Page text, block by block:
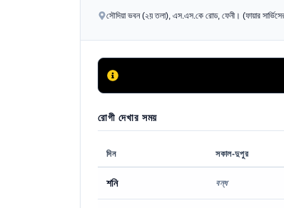
সৌদিয়া ভবন (২য় তলা), এস.এস.কে রোড, ফেনী। (ফায়ার সার্ভিসের
রোগী দেখার সময়
দিন সকাল-দুপুর
শনি বন্ধ